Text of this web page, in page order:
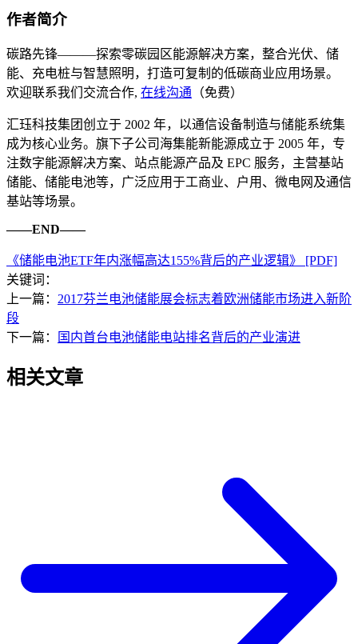
作者简介
碳路先锋———探索零碳园区能源解决方案，整合光伏、储
能、充电桩与智慧照明，打造可复制的低碳商业应用场景。
欢迎联系我们交流合作, 在线沟通 （免费）
汇珏科技集团创立于 2002 年，以通信设备制造与储能系统集
成为核心业务。旗下子公司海集能新能源成立于 2005 年，专
注数字能源解决方案、站点能源产品及 EPC 服务，主营基站
储能、储能电池等，广泛应用于工商业、户用、微电网及通信
基站等场景。
——END——
《储能电池ETF年内涨幅高达155%背后的产业逻辑》 [PDF]
关键词：
上一篇： 2017芬兰电池储能展会标志着欧洲储能市场进入新阶
段
下一篇：
国内首台电池储能电站排名背后的产业演进
相关文章